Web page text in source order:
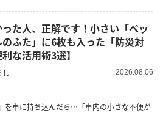
た人、正解です！小さい「ペッ
のふた」に6枚も入った「防災対
な活用術3選】
し 2026.08.06
を車に持ち込んだら…「車内の小さな不便が